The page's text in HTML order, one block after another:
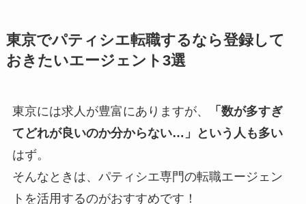
東京でパティシエ転職するなら登録して
おきたいエージェント3選
東京には求人が豊富にありますが、
「数が多すぎ
てどれが良いのか分からない…」という人も多い
はず。
そんなときは、パティシエ専門の転職エージェン
トを活用するのがおすすめです！